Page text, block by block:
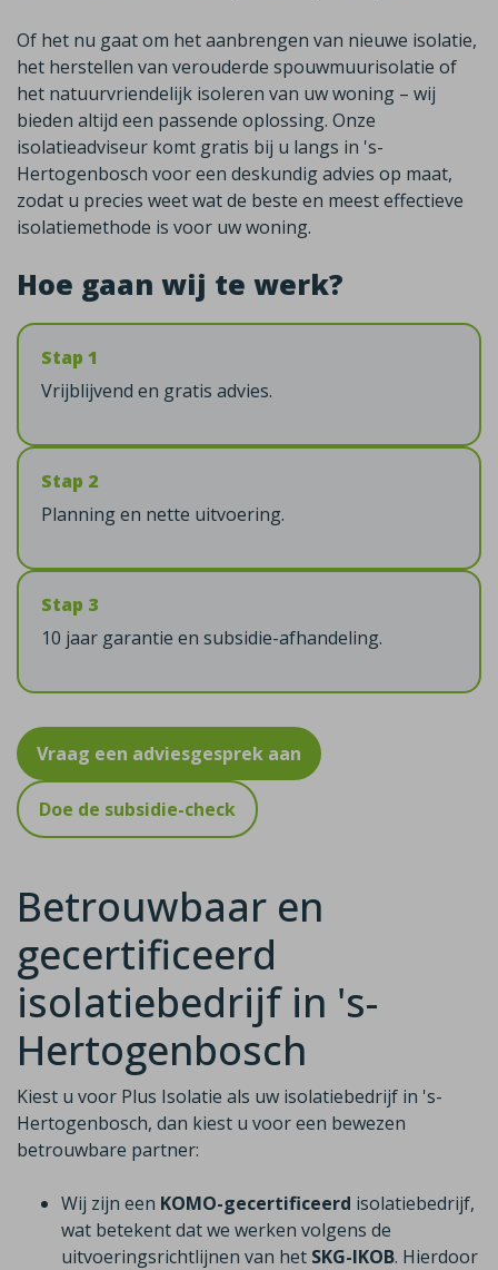
Of het nu gaat om het aanbrengen van nieuwe isolatie,
het herstellen van verouderde spouwmuurisolatie of
het natuurvriendelijk isoleren van uw woning – wij
bieden altijd een passende oplossing. Onze
isolatieadviseur komt gratis bij u langs in 's-
Hertogenbosch voor een deskundig advies op maat,
zodat u precies weet wat de beste en meest effectieve
isolatiemethode is voor uw woning.
Hoe gaan wij te werk?
Stap 1
Vrijblijvend en gratis advies.
Stap 2
Planning en nette uitvoering.
Stap 3
10 jaar garantie en subsidie-afhandeling.
Vraag een adviesgesprek aan
Doe de subsidie-check
Betrouwbaar en
gecertificeerd
isolatiebedrijf in 's-
Hertogenbosch
Kiest u voor Plus Isolatie als uw isolatiebedrijf in 's-
Hertogenbosch, dan kiest u voor een bewezen
betrouwbare partner:
Wij zijn een KOMO-gecertificeerd isolatiebedrijf,
wat betekent dat we werken volgens de
uitvoeringsrichtlijnen van het SKG-IKOB. Hierdoor